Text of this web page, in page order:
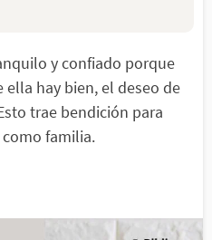
y confiado porque
ella hay bien, el deseo de
trae bendición para
familia.